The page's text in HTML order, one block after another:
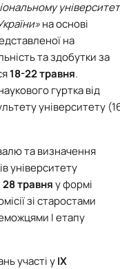
на основі
на
та здобутки за
18-22 травня.
гуртка від
університету
та визначення
університету
28 травняу формі
зі старостами
І етапу
участі уІХ